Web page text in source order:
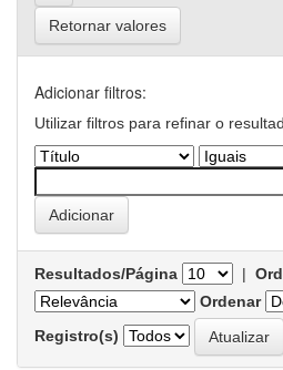
Retornar valores
Adicionar filtros:
Utilizar filtros para refinar o
Resultados/Página |
Ordenar
Registro(s)